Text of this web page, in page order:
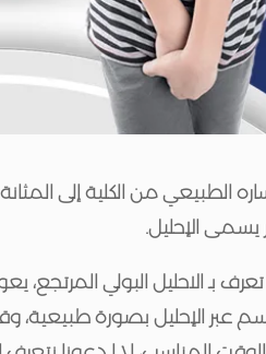
الطبيعي من الكلية إلى
يسمى الإحليل.
بـ الاحليل البولي المرتجع،
عبر الإحليل بصورة طبيعية،